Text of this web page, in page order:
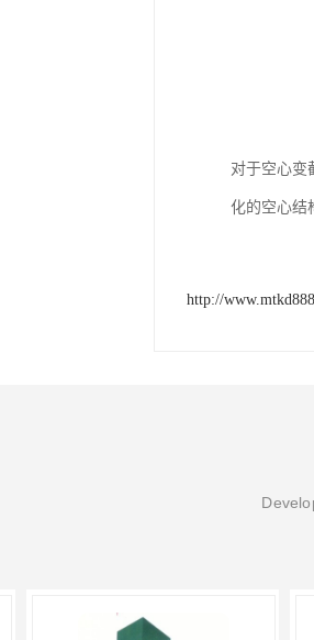
对于空心变
化的空心结
http://